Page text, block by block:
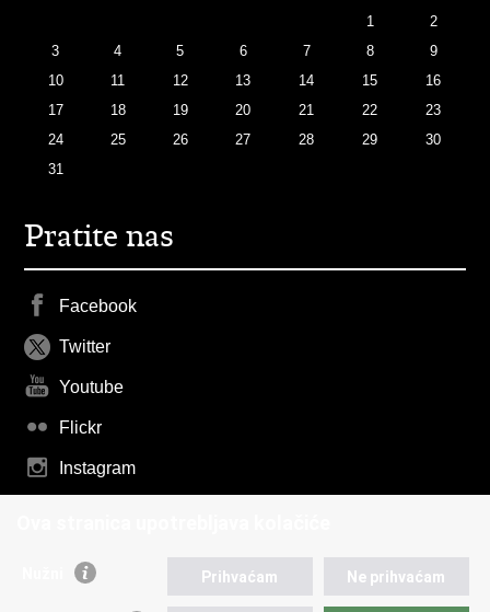
1
2
3
4 5 6 7 8
9
10
11 12 13 14 15
16
17
18 19 20 21 22
23
24
25 26 27 28 29
30
31
Pratite nas
Facebook
Twitter
Youtube
Flickr
Instagram
Prihvaćam Ne prihvaćam